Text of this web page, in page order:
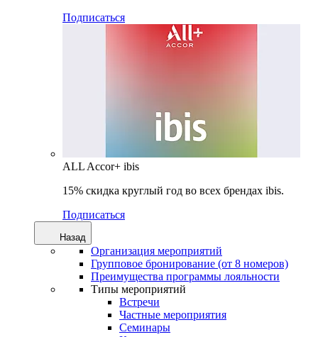
Подписаться
ALL Accor+ ibis
15% скидка круглый год во всех брендах ibis.
Подписаться
Назад
Организация мероприятий
Групповое бронирование (от 8 номеров)
Преимущества программы лояльности
Типы мероприятий
Встречи
Частные мероприятия
Семинары